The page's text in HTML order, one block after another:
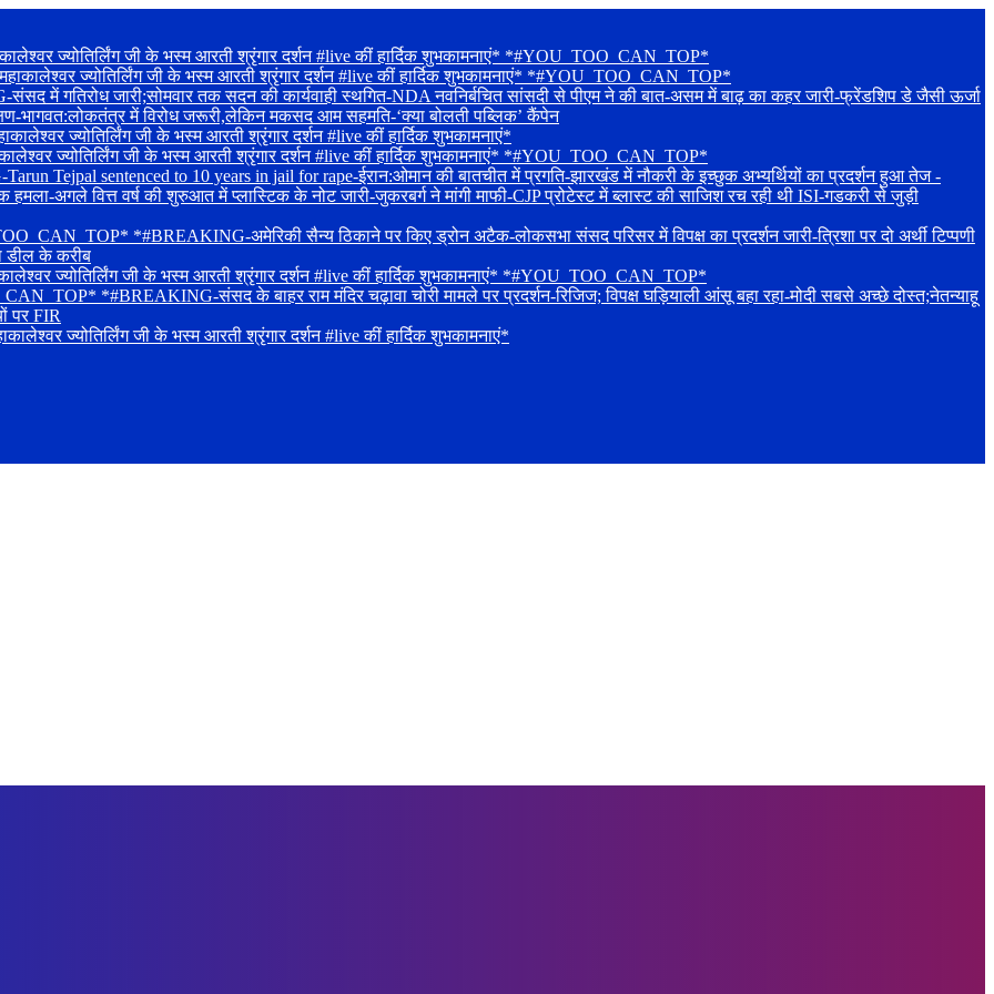
ज्योतिर्लिंग जी के भस्म आरती श्रृंगार दर्शन #live कीं हार्दिक शुभकामनाएं* *#YOU_TOO_CAN_TOP*
ज्योतिर्लिंग जी के भस्म आरती श्रृंगार दर्शन #live कीं हार्दिक शुभकामनाएं* *#YOU_TOO_CAN_TOP*
में गतिरोध जारी;सोमवार तक सदन की कार्यवाही स्थगित-NDA नवनिर्बचित सांसदी से पीएम ने की बात-असम में बाढ़ का कहर जारी-फ्रेंडशिप डे जैसी ऊर्जा
भागवत:लोकतंत्र में विरोध जरूरी,लेकिन मकसद आम सहमति-‘क्या बोलती पब्लिक’ कैंपेन
ज्योतिर्लिंग जी के भस्म आरती श्रृंगार दर्शन #live कीं हार्दिक शुभकामनाएं*
ज्योतिर्लिंग जी के भस्म आरती श्रृंगार दर्शन #live कीं हार्दिक शुभकामनाएं* *#YOU_TOO_CAN_TOP*
Tejpal sentenced to 10 years in jail for rape-ईरान:ओमान की बातचीत में प्रगति-झारखंड में नौकरी के इच्छुक अभ्यर्थियों का प्रदर्शन हुआ तेज -
अगले वित्त वर्ष की शुरुआत में प्लास्टिक के नोट जारी-जुकरबर्ग ने मांगी माफी-CJP प्रोटेस्ट में ब्लास्ट की साजिश रच रही थी ISI-गडकरी से जुड़ी
*#BREAKING-अमेरिकी सैन्य ठिकाने पर किए ड्रोन अटैक-लोकसभा संसद परिसर में विपक्ष का प्रदर्शन जारी-त्रिशा पर दो अर्थी टिप्पणी
डील के करीब
ज्योतिर्लिंग जी के भस्म आरती श्रृंगार दर्शन #live कीं हार्दिक शुभकामनाएं* *#YOU_TOO_CAN_TOP*
*#BREAKING-संसद के बाहर राम मंदिर चढ़ावा चोरी मामले पर प्रदर्शन-रिजिज; विपक्ष घड़ियाली आंसू बहा रहा-मोदी सबसे अच्छे दोस्त;नेतन्याहू
पर FIR
ज्योतिर्लिंग जी के भस्म आरती श्रृंगार दर्शन #live कीं हार्दिक शुभकामनाएं*